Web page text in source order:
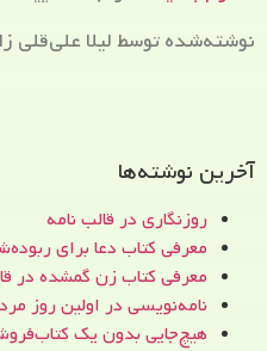
نوشته‌شده توسط لیلا علی‌قلی
آخرین نوشته‌ها
روزنگاری در قالب نامه
معرفی کتاب دعا برای
معرفی کتاب زن‌ گمشده در
نامه‌نویسی در اولین روز
هیچ‌جایی بدون یک